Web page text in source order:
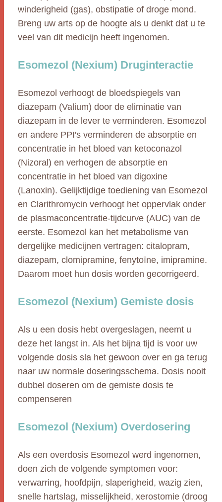
winderigheid (gas), obstipatie of droge mond.
Breng uw arts op de hoogte als u denkt dat u te
veel van dit medicijn heeft ingenomen.
Esomezol (Nexium) Druginteractie
Esomezol verhoogt de bloedspiegels van
diazepam (Valium) door de eliminatie van
diazepam in de lever te verminderen. Esomezol
en andere PPI's verminderen de absorptie en
concentratie in het bloed van ketoconazol
(Nizoral) en verhogen de absorptie en
concentratie in het bloed van digoxine
(Lanoxin). Gelijktijdige toediening van Esomezol
en Clarithromycin verhoogt het oppervlak onder
de plasmaconcentratie-tijdcurve (AUC) van de
eerste. Esomezol kan het metabolisme van
dergelijke medicijnen vertragen: citalopram,
diazepam, clomipramine, fenytoïne, imipramine.
Daarom moet hun dosis worden gecorrigeerd.
Esomezol (Nexium) Gemiste dosis
Als u een dosis hebt overgeslagen, neemt u
deze het langst in. Als het bijna tijd is voor uw
volgende dosis sla het gewoon over en ga terug
naar uw normale doseringsschema. Dosis nooit
dubbel doseren om de gemiste dosis te
compenseren
Esomezol (Nexium) Overdosering
Als een overdosis Esomezol werd ingenomen,
doen zich de volgende symptomen voor:
verwarring, hoofdpijn, slaperigheid, wazig zien,
snelle hartslag, misselijkheid, xerostomie (droog